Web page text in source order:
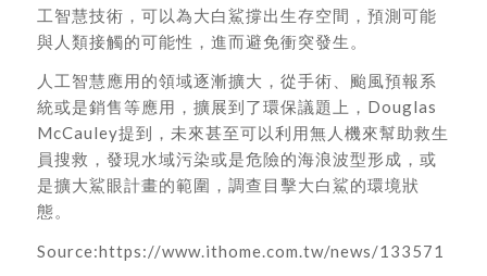
工智慧技術，可以為大白鯊撐出生存空間，預測可能
與人類接觸的可能性，進而避免衝突發生。
人工智慧應用的領域逐漸擴大，從手術、颱風預報系
統或是銷售等應用，擴展到了環保議題上，Douglas
McCauley提到，未來甚至可以利用無人機來幫助救生
員搜救，發現水域污染或是危險的海浪波型形成，或
是擴大鯊眼計畫的範圍，調查目擊大白鯊的環境狀
態。
Source:https://www.ithome.com.tw/news/133571